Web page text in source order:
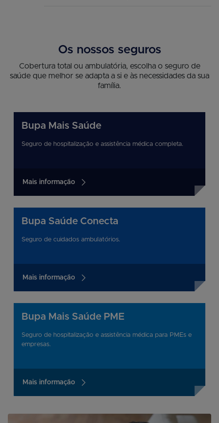
Os nossos seguros
Cobertura total ou ambulatória, escolha o seguro de
saúde que melhor se adapta a si e às necessidades da sua
família.
Bupa Mais Saúde
Seguro de hospitalização e assistência médica completa.
Mais informação
Bupa Saúde Conecta
Seguro de cuidados ambulatórios.
Mais informação
Bupa Mais Saúde PME
Seguro de hospitalização e assistência médica para PMEs e
empresas.
Mais informação